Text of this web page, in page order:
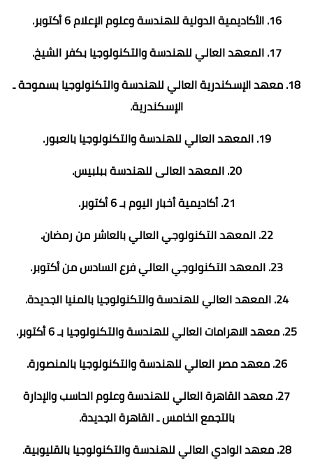
16. الأكاديمية الدولية للهندسة وعلوم الإعلام 6 أكتوبر.
17. المعهد العالي للهندسة والتكنولوجيا بكفر الشيخ.
18. معهد الإسكندرية العالي للهندسة والتكنولوجيا بسموحة ـ
الإسكندرية.
19. المعهد العالي للهندسة والتكنولوجيا بالعبور.
20. المعهد العالى للهندسة ببلبيس.
21. أكاديمية أخبار اليوم بـ 6 أكتوبر.
22. المعهد التكنولوجي العالي بالعاشر من رمضان.
23. المعهد التكنولوجي العالي فرع السادس من أكتوبر.
24. المعهد العالي للهندسة والتكنولوجيا بالمنيا الجديدة.
25. معهد الاهرامات العالي للهندسة والتكنولوجيا بـ 6 أكتوبر.
26. معهد مصر العالي للهندسة والتكنولوجيا بالمنصورة.
27. معهد القاهرة العالي للهندسة وعلوم الحاسب والإدارة
بالتجمع الخامس ـ القاهرة الجديدة.
28. معهد الوادي العالي للهندسة والتكنولوجيا بالقليوبية.